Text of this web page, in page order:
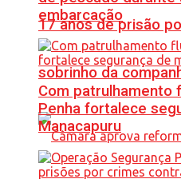
17 anos de prisão
sobrinho da
embarcação
Com patrulhamento
Penha fortalece
Manacapuru